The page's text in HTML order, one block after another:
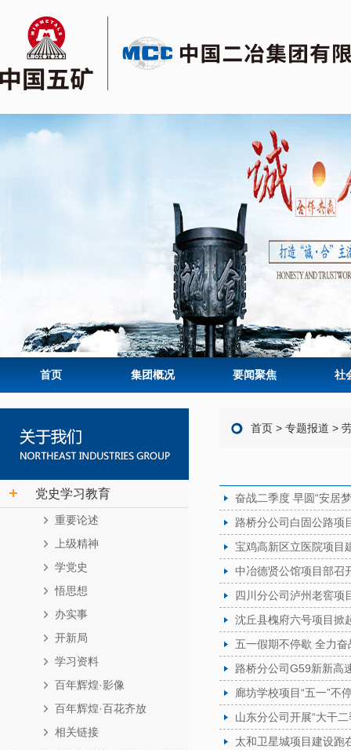
首页 集团概况 要闻聚焦 社
党史学习教育
重要论述
上级精神
学党史
悟思想
办实事
开新局
学习资料
百年辉煌·影像
百年辉煌·百花齐放
相关链接
首页 > 专题报道 >
奋战二季度 早圆“安居
路桥分公司白固公路项
宝鸡高新区立医院项目
中冶德贤公馆项目部召
四川分公司泸州老窖项
沈丘县槐府六号项目掀
五一假期不停歇 全力奋
路桥分公司G59新新高
廊坊学校项目“五一”不
山东分公司开展“大干
太和卫星城项目建设跑